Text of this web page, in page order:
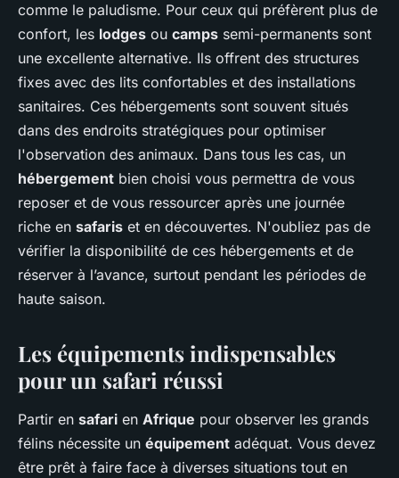
comme le paludisme. Pour ceux qui préfèrent plus de
confort, les lodges ou camps semi-permanents sont
une excellente alternative. Ils offrent des structures
fixes avec des lits confortables et des installations
sanitaires. Ces hébergements sont souvent situés
dans des endroits stratégiques pour optimiser
l'observation des animaux. Dans tous les cas, un
hébergement bien choisi vous permettra de vous
reposer et de vous ressourcer après une journée
riche en safaris et en découvertes. N'oubliez pas de
vérifier la disponibilité de ces hébergements et de
réserver à l’avance, surtout pendant les périodes de
haute saison.
Les équipements indispensables
pour un safari réussi
Partir en safari en Afrique pour observer les grands
félins nécessite un équipement adéquat. Vous devez
être prêt à faire face à diverses situations tout en